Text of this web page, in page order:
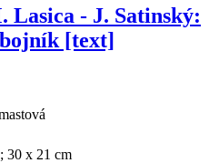
Lasica - J. Satinský:
[text]
30 x 21 cm